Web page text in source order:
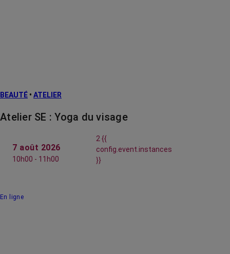
BEAUTÉ • ATELIER
Atelier SE : Yoga du visage
7 août 2026
10h00 - 11h00
2 {{
config.event.instances
}}
En ligne